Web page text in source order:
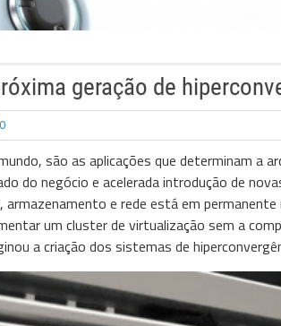
geração de
são as aplicações que determinam a
do negócio e acelerada introdução de
e rede está em
um cluster de virtualização sem a
a criação dos sistemas de